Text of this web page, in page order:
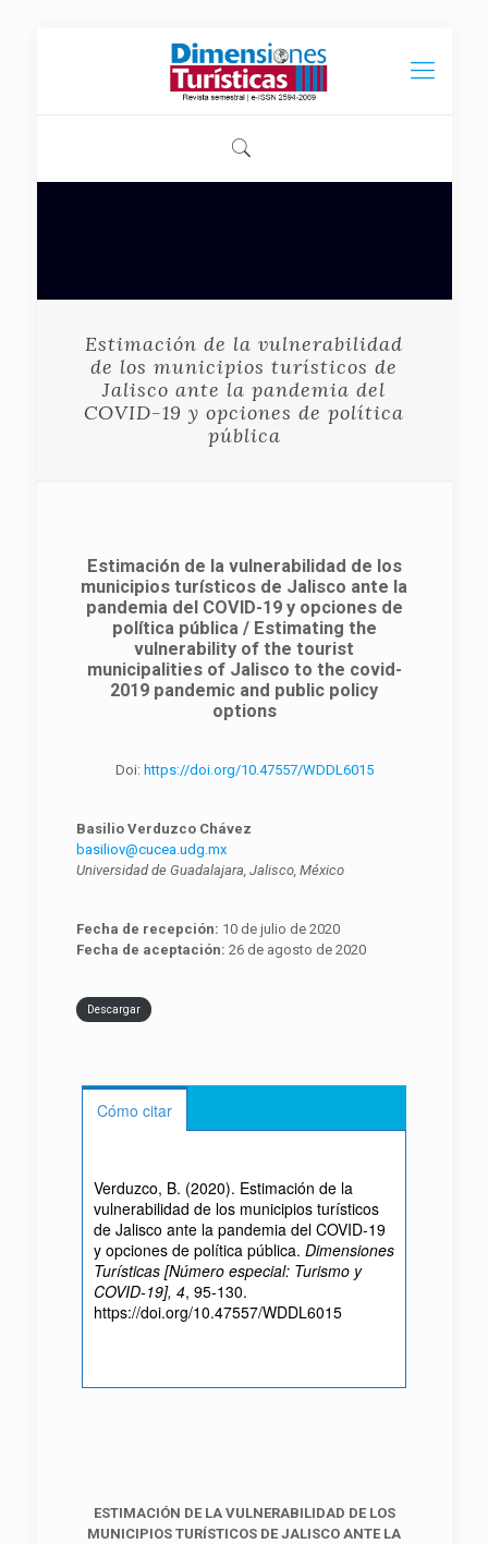
Estimación de la vulnerabilidad
de los municipios turísticos de
Jalisco ante la pandemia del
COVID-19 y opciones de política
pública
Estimación de la vulnerabilidad de los
municipios turísticos de Jalisco ante la
pandemia del COVID-19 y opciones de
política pública / Estimating the
vulnerability of the tourist
municipalities of Jalisco to the covid-
2019 pandemic and public policy
options
Doi: https://doi.org/10.47557/WDDL6015
Basilio Verduzco Chávez
basiliov@cucea.udg.mx
Universidad de Guadalajara, Jalisco, México
Fecha de recepción: 10 de julio de 2020
Fecha de aceptación: 26 de agosto de 2020
Descargar
Cómo citar
Verduzco, B. (2020). Estimación de la
vulnerabilidad de los municipios turísticos
de Jalisco ante la pandemia del COVID-19
y opciones de política pública. Dimensiones
Turísticas [Número especial: Turismo y
COVID-19], 4, 95-130.
https://doi.org/10.47557/WDDL6015
ESTIMACIÓN DE LA VULNERABILIDAD DE LOS
MUNICIPIOS TURÍSTICOS DE JALISCO ANTE LA